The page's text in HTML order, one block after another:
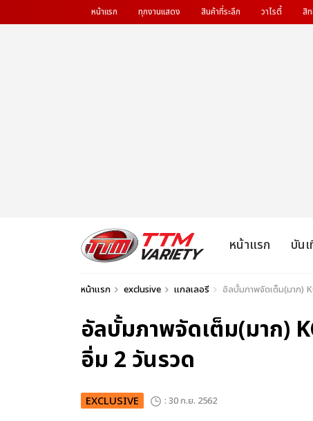
หน้าแรก ทุกงานแสดง สินค้าที่ระลึก วาไรตี้ สิ
หน้าแรก บัน
หน้าแรก exclusive แกลเลอรี อัลบั้มภาพจัดเต็ม(มาก)
อัลบั้มภาพจัดเต็ม(มาก)
อิ่ม 2 วันรวด
EXCLUSIVE : 30 ก.ย. 2562